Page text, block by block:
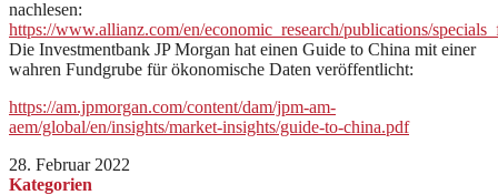
nachlesen:
https://www.allianz.com/en/economic_research/publications/
Die Investmentbank JP Morgan hat einen Guide to China mit einer
wahren Fundgrube für ökonomische Daten veröffentlicht:
https://am.jpmorgan.com/content/dam/jpm-am-
aem/global/en/insights/market-insights/guide-to-china.pdf
28. Februar 2022
Kategorien